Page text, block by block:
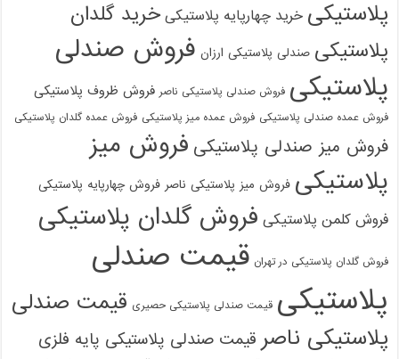
پلاستیکی خرید چهارپایه پلاستیکی خرید گلدان
پلاستیکی صندلی پلاستیکی ارزان فروش صندلی
پلاستیکی فروش صندلی پلاستیکی ناصر فروش ظروف پلاستیکی
فروش عمده صندلی پلاستیکی فروش عمده میز پلاستیکی فروش عمده گلدان پلاستیکی
فروش میز صندلی پلاستیکی فروش میز
پلاستیکی فروش میز پلاستیکی ناصر فروش چهارپایه پلاستیکی
فروش کلمن پلاستیکی فروش گلدان پلاستیکی
فروش گلدان پلاستیکی در تهران قیمت صندلی
پلاستیکی قیمت صندلی پلاستیکی حصیری قیمت صندلی
پلاستیکی ناصر قیمت صندلی پلاستیکی پایه فلزی